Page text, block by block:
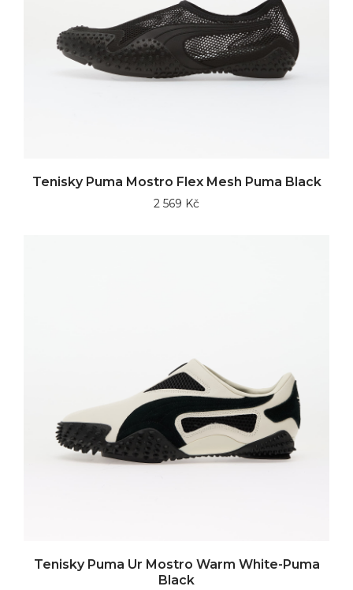
Tenisky Puma Mostro Flex Mesh Puma Black
2 569 Kč
Tenisky Puma Ur Mostro Warm White-Puma
Black